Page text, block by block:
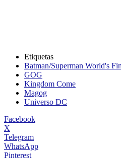
Etiquetas
Batman/Superman World's
GOG
Kingdom Come
Magog
Universo DC
Facebook
X
Telegram
WhatsApp
Pinterest